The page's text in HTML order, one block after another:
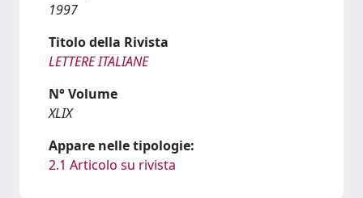
1997
Titolo della Rivista
LETTERE ITALIANE
N° Volume
XLIX
Appare nelle tipologie:
2.1 Articolo su rivista